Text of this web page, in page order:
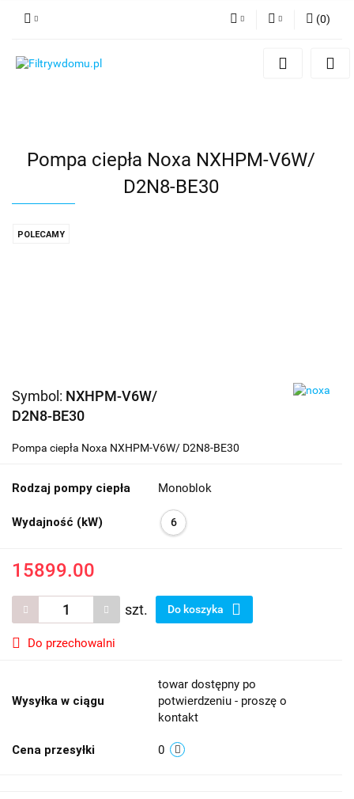
Zaloguj się
(0)
Pompa ciepła Noxa NXHPM-V6W/
D2N8-BE30
POLECAMY
Symbol: NXHPM-V6W/
D2N8-BE30
Pompa ciepła Noxa NXHPM-V6W/ D2N8-BE30
Rodzaj pompy ciepła Monoblok
Wydajność (kW) 6
15899.00
szt. Do koszyka
Do przechowalni
Wysyłka w ciągu
towar dostępny po
potwierdzeniu - proszę o
kontakt
Cena przesyłki 0